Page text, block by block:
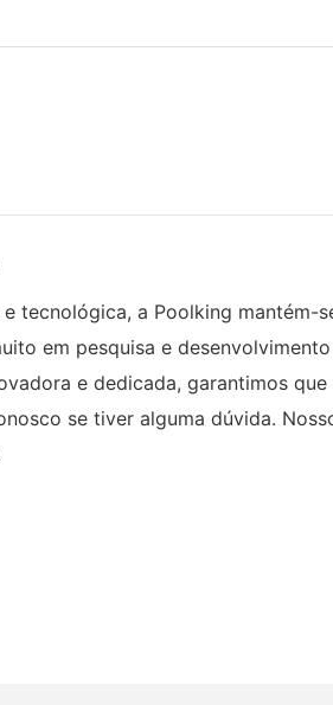
tecnológica, a Poolking
em pesquisa e
e dedicada, garantimos
se tiver alguma dúvida.